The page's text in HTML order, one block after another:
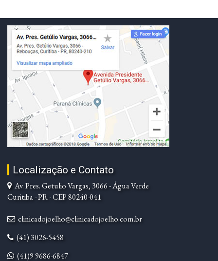
Localização e Contato
Av. Pres. Getulio Vargas, 3066 - Água Verde
Curitiba - PR - CEP 80240-041
clinicadojoelho@clinicadojoelho.com.br
(41) 3026-5458
(41)9 9686-6847